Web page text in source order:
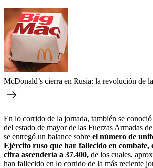
McDonald’s cierra en Rusia: la revolución de
En lo corrido de la jornada, también se
del estado de mayor de las Fuerzas Armadas
se entregó un balance sobre el número de
Ejército ruso que han fallecido en combate,
cifra ascendería a 37.400, de los cuales,
han fallecido en lo corrido de la más reciente